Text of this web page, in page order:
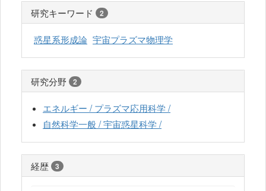
研究キーワード 2
惑星系形成論 宇宙プラズマ物理学
研究分野 2
エネルギー / プラズマ応用科学 /
自然科学一般 / 宇宙惑星科学 /
経歴 3